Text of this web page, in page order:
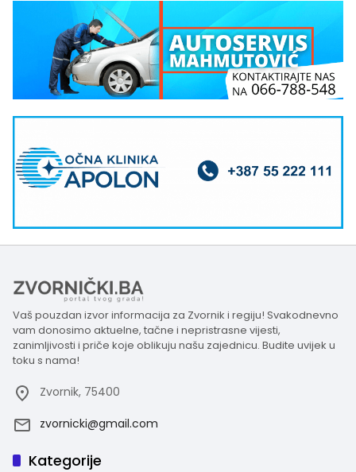
Vaš pouzdan izvor informacija za Zvornik i regiju! Svakodnevno
vam donosimo aktuelne, tačne i nepristrasne vijesti,
zanimljivosti i priče koje oblikuju našu zajednicu. Budite uvijek u
toku s nama!
Zvornik, 75400
zvornicki@gmail.com
Kategorije